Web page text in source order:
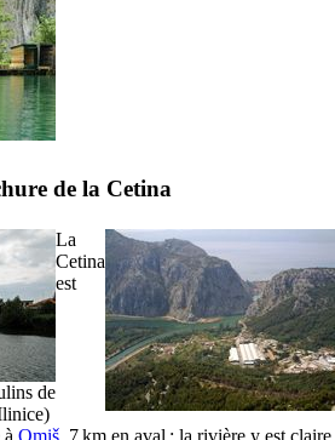
de la Cetina
La
Cetina
est
de
)
Omiš , 7 km en aval ; la rivière y est claire